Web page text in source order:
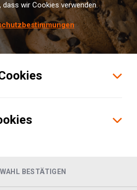
nicht mehr Wo­
son­dern mehr
Ar­beits­zeit!“
dass wir Cookies verwenden.
BESTÄTIGEN